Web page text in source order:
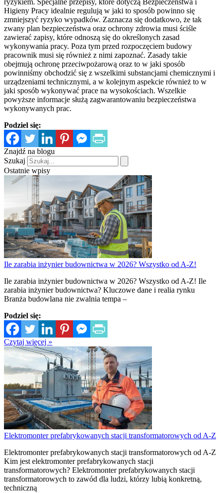
ryzykiem. Specjalne przepisy, które dotyczą Bezpieczeństwa i
Higieny Pracy idealnie regulują w jaki to sposób powinno się
zmniejszyć ryzyko wypadków. Zaznacza się dodatkowo, że tak
zwany plan bezpieczeństwa oraz ochrony zdrowia musi ściśle
zawierać zapisy, które odnoszą się do określonych zasad
wykonywania pracy. Poza tym przed rozpoczęciem budowy
pracownik musi się również z nimi zapoznać. Zasady takie
obejmują ochronę przeciwpożarową oraz to w jaki sposób
powinniśmy obchodzić się z wszelkimi substancjami chemicznymi i
urządzeniami technicznymi, a w kolejnym aspekcie również to w
jaki sposób wykonywać prace na wysokościach. Wszelkie
powyższe informacje służą zagwarantowaniu bezpieczeństwa
wykonywanych prac.
Podziel się:
Znajdź na blogu
Szukaj
Ostatnie wpisy
Ile zarabia inżynier budownictwa w 2026? Wszystko od A-Z!
Ile zarabia inżynier budownictwa w 2026? Wszystko od A-Z! Ile
zarabia inżynier budownictwa? Kluczowe dane i realia rynku
Branża budowlana nie zwalnia tempa –
Podziel się:
Czytaj więcej »
Elektromonter prefabrykowanych stacji transformatorowych od A-Z
Elektromonter prefabrykowanych stacji transformatorowych od A-Z
Kim jest elektromonter prefabrykowanych stacji
transformatorowych? Elektromonter prefabrykowanych stacji
transformatorowych to zawód dla ludzi, którzy lubią konkretną,
techniczną